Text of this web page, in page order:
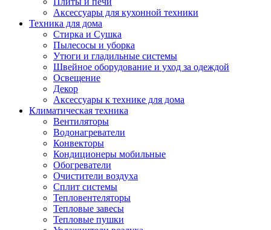
Аксессуары для кухонной техники
Техника для дома
Стирка и Сушка
Пылесосы и уборка
Утюги и гладильные системы
Швейное оборудование и уход за одеждой
Освещение
Декор
Аксессуары к технике для дома
Климатическая техника
Вентиляторы
Водонагреватели
Конвекторы
Кондиционеры мобильные
Обогреватели
Очистители воздуха
Сплит системы
Тепловентеляторы
Тепловые завесы
Тепловые пушки